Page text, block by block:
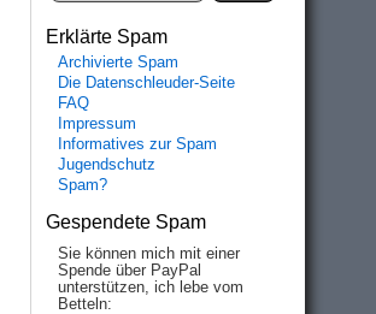
Erklärte Spam
Archivierte Spam
Die Datenschleuder-Seite
FAQ
Impressum
Informatives zur Spam
Jugendschutz
Spam?
Gespendete Spam
Sie können mich mit einer
Spende über PayPal
unterstützen, ich lebe vom
Betteln: